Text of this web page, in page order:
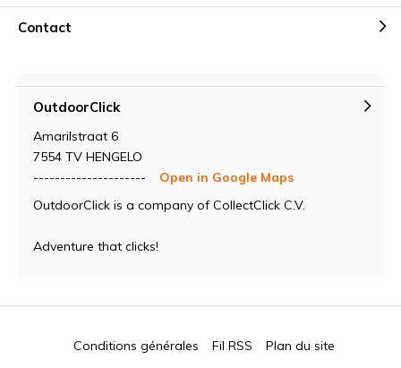
Contact
OutdoorClick
Amarilstraat 6
7554 TV HENGELO
---------------------
Open in Google Maps
OutdoorClick is a company of CollectClick C.V.
Adventure that clicks!
Conditions générales Fil RSS Plan du site